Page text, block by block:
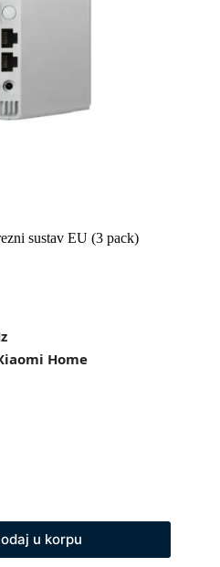
sustav EU (3 pack)
Home
u korpu